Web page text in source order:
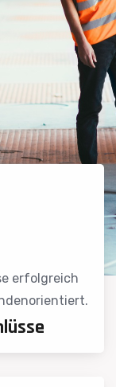
erfolgreich